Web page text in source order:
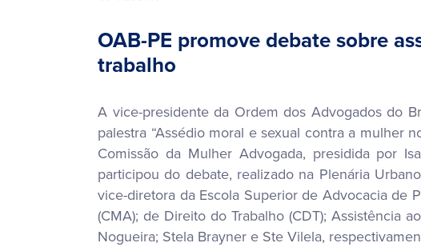
OAB-PE promove debate sobre
trabalho
A vice-presidente da Ordem dos Advogados do
palestra “Assédio moral e sexual contra a mulher
Comissão da Mulher Advogada, presidida por
participou do debate, realizado na Plenária
vice-diretora da Escola Superior de Advocacia de
(CMA); de Direito do Trabalho (CDT); Assistência
Nogueira; Stela Brayner e Ste Vilela,